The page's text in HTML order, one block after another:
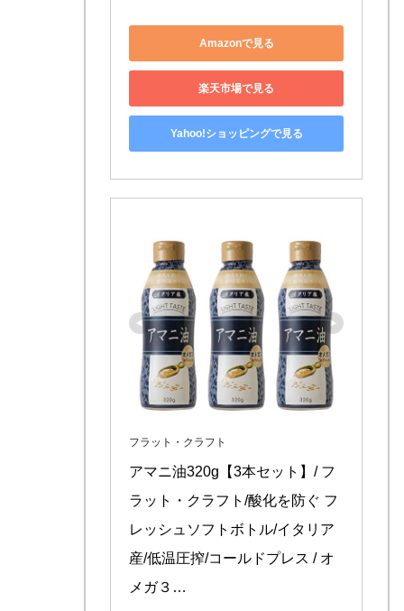
Amazonで見る
楽天市場で見る
Yahoo!ショッピングで見る
フラット・クラフト
アマニ油320g【3本セット】/ フ
ラット・クラフト/酸化を防ぐ フ
レッシュソフトボトル/イタリア
産/低温圧搾/コールドプレス / オ
メガ３…